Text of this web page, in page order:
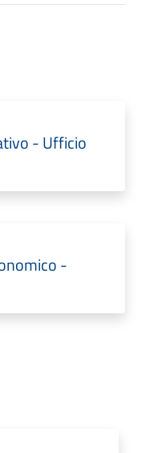
- Ufficio
-